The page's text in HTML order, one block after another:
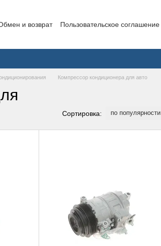
и возврат
Пользовательское соглашение
Компрессор кондиционера для авто
Сортировка: по популярности